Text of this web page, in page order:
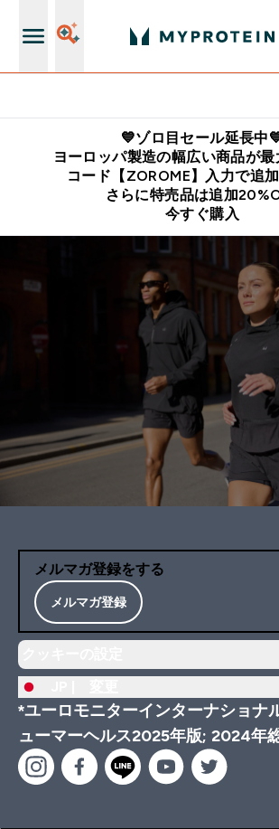
💙ゾロ目セール延長中
ヨーロッパ製造の幅広い商品が
コード【ZOROME】入力で追
さらに特売品は追加
今すぐ購入
メルマガ登録をする
メルマガ登録
*ユーロモニターインターナショナ
ューマーヘルス2025年版; 2024年